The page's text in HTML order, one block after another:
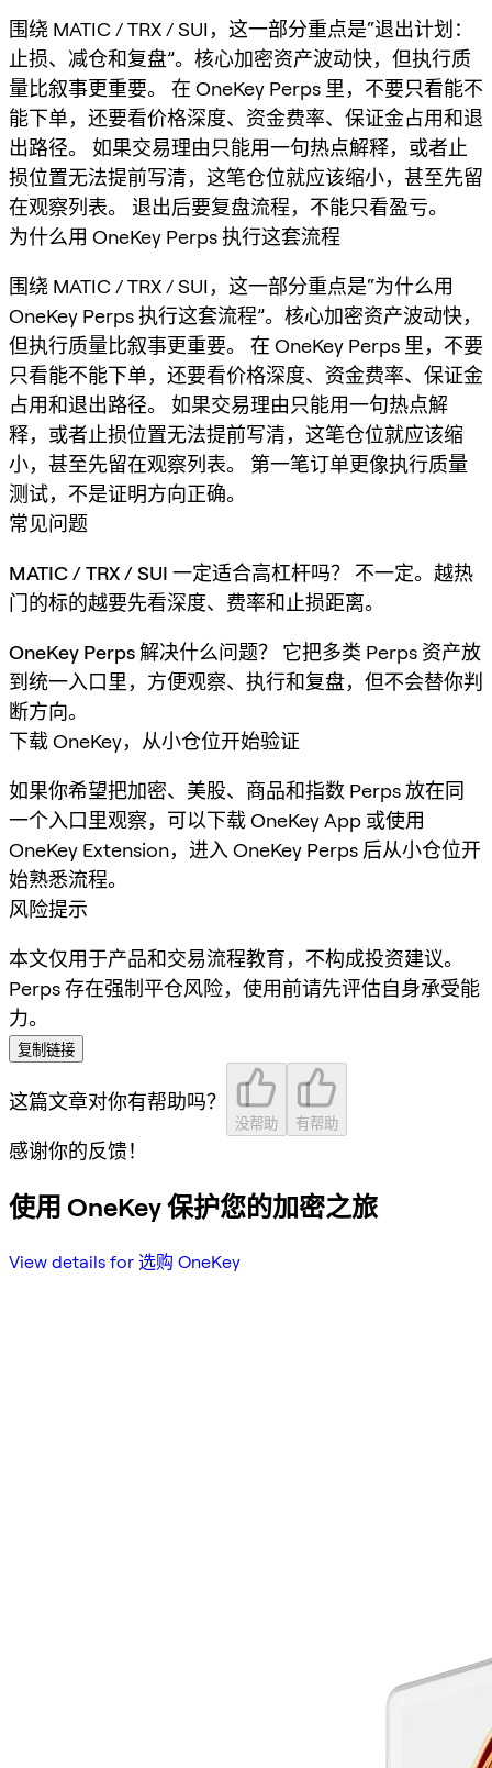
围绕 MATIC / TRX / SUI，这一部分重点是“退出计划：
止损、减仓和复盘”。核心加密资产波动快，但执行质
量比叙事更重要。 在 OneKey Perps 里，不要只看能不
能下单，还要看价格深度、资金费率、保证金占用和退
出路径。 如果交易理由只能用一句热点解释，或者止
损位置无法提前写清，这笔仓位就应该缩小，甚至先留
在观察列表。 退出后要复盘流程，不能只看盈亏。
为什么用 OneKey Perps 执行这套流程
围绕 MATIC / TRX / SUI，这一部分重点是“为什么用
OneKey Perps 执行这套流程”。核心加密资产波动快，
但执行质量比叙事更重要。 在 OneKey Perps 里，不要
只看能不能下单，还要看价格深度、资金费率、保证金
占用和退出路径。 如果交易理由只能用一句热点解
释，或者止损位置无法提前写清，这笔仓位就应该缩
小，甚至先留在观察列表。 第一笔订单更像执行质量
测试，不是证明方向正确。
常见问题
MATIC / TRX / SUI 一定适合高杠杆吗？
不一定。越热
门的标的越要先看深度、费率和止损距离。
OneKey Perps 解决什么问题？
它把多类 Perps 资产放
到统一入口里，方便观察、执行和复盘，但不会替你判
断方向。
下载 OneKey，从小仓位开始验证
如果你希望把加密、美股、商品和指数 Perps 放在同
一个入口里观察，可以下载 OneKey App 或使用
OneKey Extension，进入 OneKey Perps 后从小仓位开
始熟悉流程。
风险提示
本文仅用于产品和交易流程教育，不构成投资建议。
Perps 存在强制平仓风险，使用前请先评估自身承受能
力。
复制链接
这篇文章对你有帮助吗？
没帮助 有帮助
感谢你的反馈！
使用 OneKey 保护您的加密之旅
View details for 选购 OneKey